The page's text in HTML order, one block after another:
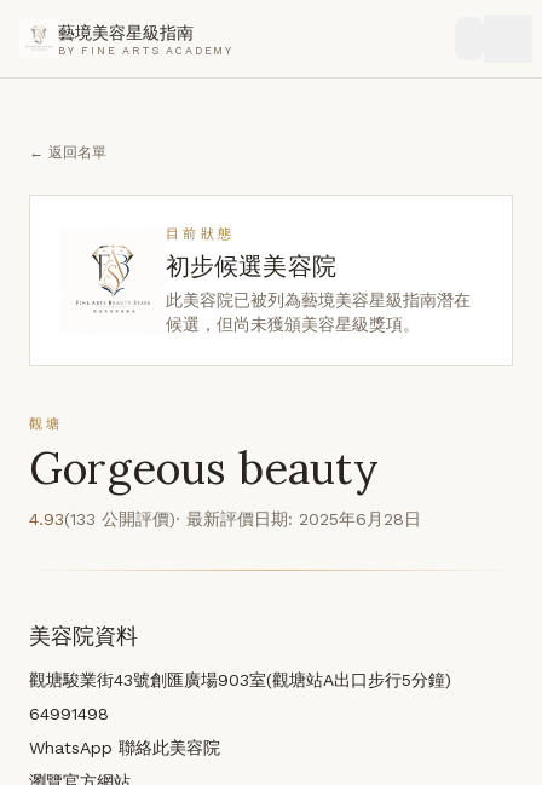
藝境美容星級指南
BY FINE ARTS ACADEMY
← 返回名單
目前狀態
初步候選美容院
此美容院已被列為藝境美容星級指南潛在
候選，但尚未獲頒美容星級獎項。
觀塘
Gorgeous beauty
4.93(133 公開評價)· 最新評價日期: 2025年6月28日
美容院資料
觀塘駿業街43號創匯廣場903室(觀塘站A出口步行5分鐘)
64991498
WhatsApp 聯絡此美容院